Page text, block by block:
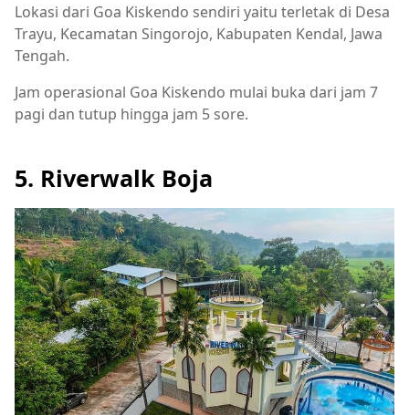
Lokasi dari Goa Kiskendo sendiri yaitu terletak di Desa
Trayu, Kecamatan Singorojo, Kabupaten Kendal, Jawa
Tengah.
Jam operasional Goa Kiskendo mulai buka dari jam 7
pagi dan tutup hingga jam 5 sore.
5. Riverwalk Boja